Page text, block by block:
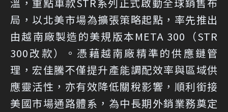
局，以北美市場為擴張策略起點，率先推出
由越南廠製造的美規版本META 300（STR
300改款）。憑藉越南廠精準的供應鏈管
理，宏佳騰不僅提升產能調配效率與區域供
應靈活性，亦有效降低關稅影響，順利銜接
美國市場通路體系，為中長期外銷業務奠定